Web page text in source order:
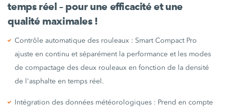
temps réel – pour une efficacité et une
qualité maximales !
Contrôle automatique des rouleaux : Smart Compact Pro
ajuste en continu et séparément la performance et les modes
de compactage des deux rouleaux en fonction de la densité
de l'asphalte en temps réel.
Intégration des données météorologiques : Prend en compte